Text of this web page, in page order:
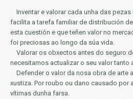
Inventar e valorar cada unha das
facilita a tarefa familiar de distribución
esta cuestión e que teñen valor no
foi preciosas ao longo da súa vida.
Valorar os obxectos antes do seguro
necesitamos actualizar o seu valor tanto
Defender o valor da nosa obra de arte
xustiza. Por roubo ou dano causado por
vítimas dunha farsa.